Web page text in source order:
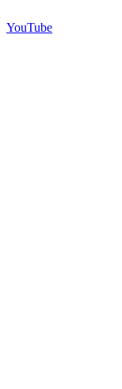
YouTube